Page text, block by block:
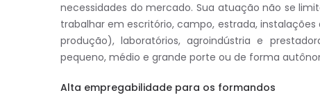
necessidades do mercado. Sua atuação não se
trabalhar em escritório, campo, estrada,
produção), laboratórios, agroindústria e
pequeno, médio e grande porte ou de forma
Alta empregabilidade para os formandos